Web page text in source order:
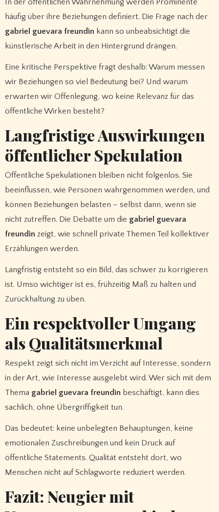
In der öffentlichen Wahrnehmung werden Prominente
häufig über ihre Beziehungen definiert. Die Frage nach der
gabriel guevara freundin kann so unbeabsichtigt die
künstlerische Arbeit in den Hintergrund drängen.
Eine kritische Perspektive fragt deshalb: Warum messen
wir Beziehungen so viel Bedeutung bei? Und warum
erwarten wir Offenlegung, wo keine Relevanz für das
öffentliche Wirken besteht?
Langfristige Auswirkungen
öffentlicher Spekulation
Öffentliche Spekulationen bleiben nicht folgenlos. Sie
beeinflussen, wie Personen wahrgenommen werden, und
können Beziehungen belasten – selbst dann, wenn sie
nicht zutreffen. Die Debatte um die gabriel guevara
freundin zeigt, wie schnell private Themen Teil kollektiver
Erzählungen werden.
Langfristig entsteht so ein Bild, das schwer zu korrigieren
ist. Umso wichtiger ist es, frühzeitig Maß zu halten und
Zurückhaltung zu üben.
Ein respektvoller Umgang
als Qualitätsmerkmal
Respekt zeigt sich nicht im Verzicht auf Interesse, sondern
in der Art, wie Interesse ausgelebt wird. Wer sich mit dem
Thema gabriel guevara freundin beschäftigt, kann dies
sachlich, ohne Übergriffigkeit tun.
Das bedeutet: keine unbelegten Behauptungen, keine
emotionalen Zuschreibungen und kein Druck auf
öffentliche Statements. Qualität entsteht dort, wo
Menschen nicht auf Schlagworte reduziert werden.
Fazit: Neugier mit